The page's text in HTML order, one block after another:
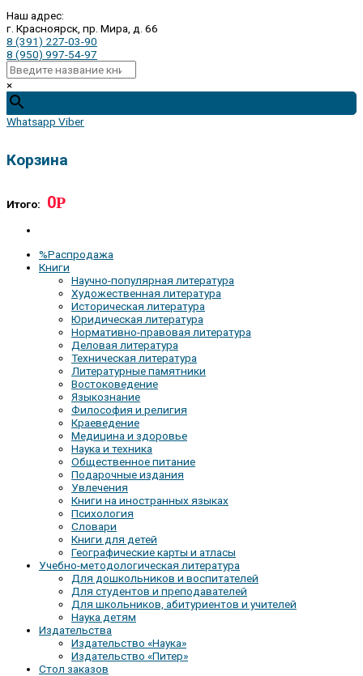
Наш адрес:
г. Красноярск, пр. Мира, д. 66
8 (391) 227-03-90
8 (950) 997-54-97
×
Whatsapp Viber
Корзина
Итого: 0Р
%Распродажа
Книги
Научно-популярная литература
Художественная литература
Историческая литература
Юридическая литература
Нормативно-правовая литература
Деловая литература
Техническая литература
Литературные памятники
Востоковедение
Языкознание
Философия и религия
Краеведение
Медицина и здоровье
Наука и техника
Общественное питание
Подарочные издания
Увлечения
Книги на иностранных языках
Психология
Словари
Книги для детей
Географические карты и атласы
Учебно-методологическая литература
Для дошкольников и воспитателей
Для студентов и преподавателей
Для школьников, абитуриентов и учителей
Наука детям
Издательства
Издательство «Наука»
Издательство «Питер»
Стол заказов